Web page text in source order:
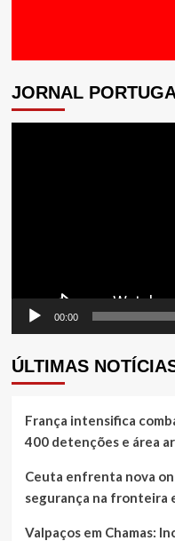
JORNAL
00:00
ÚLTIMAS
França intensifica
400 detenções e área
Ceuta enfrenta nova
segurança na fronteira
Valpaços em Chamas: